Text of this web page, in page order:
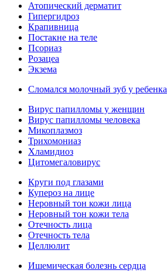
Атопический дерматит
Гипергидроз
Крапивница
Постакне на теле
Псориаз
Розацеа
Экзема
Сломался молочный зуб у ребенка
Вирус папилломы у женщин
Вирус папилломы человека
Микоплазмоз
Трихомониаз
Хламидиоз
Цитомегаловирус
Круги под глазами
Купероз на лице
Неровный тон кожи лица
Неровный тон кожи тела
Отечность лица
Отечность тела
Целлюлит
Ишемическая болезнь сердца